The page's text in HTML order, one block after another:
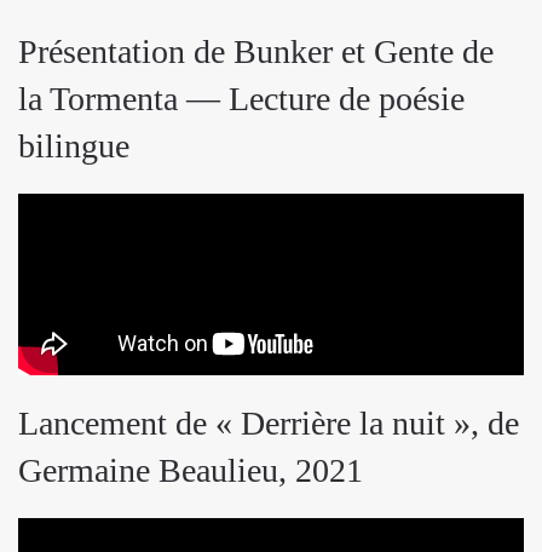
Présentation de Bunker et Gente de
la Tormenta — Lecture de poésie
bilingue
Lancement de « Derrière la nuit », de
Germaine Beaulieu, 2021